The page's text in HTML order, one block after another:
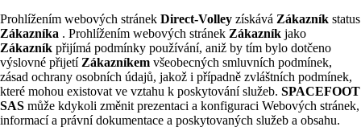
Prohlížením webových stránek Direct-Volley získává Zákazník status
Zákazníka . Prohlížením webových stránek Zákazník jako
Zákazník přijímá podmínky používání, aniž by tím bylo dotčeno
výslovné přijetí Zákazníkem všeobecných smluvních podmínek,
zásad ochrany osobních údajů, jakož i případně zvláštních podmínek,
které mohou existovat ve vztahu k poskytování služeb. SPACEFOOT
SAS může kdykoli změnit prezentaci a konfiguraci Webových stránek,
informací a právní dokumentace a poskytovaných služeb a obsahu.